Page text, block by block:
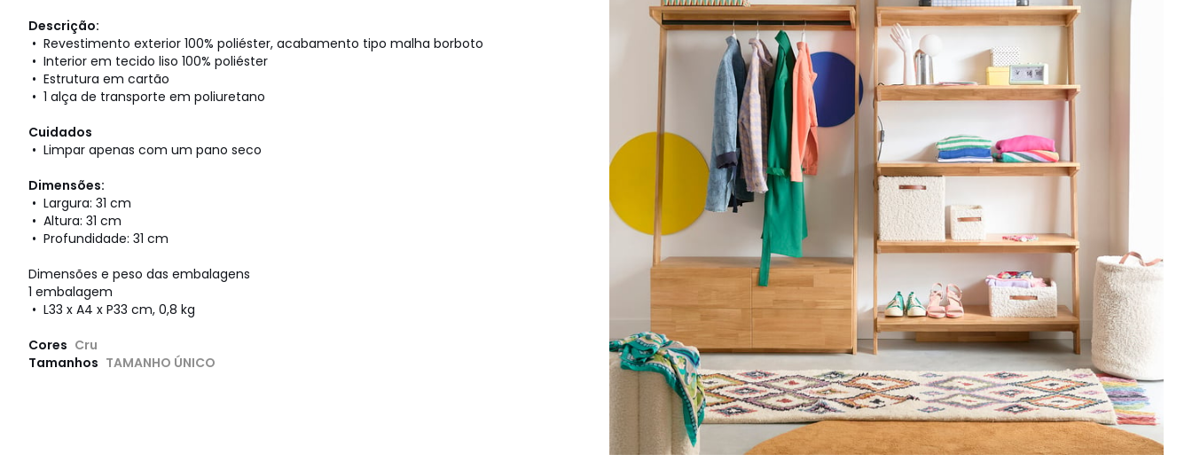
Descrição:
• Revestimento exterior 100% poliéster, acabamento tipo malha borboto
• Interior em tecido liso 100% poliéster
• Estrutura em cartão
• 1 alça de transporte em poliuretano
Cuidados
• Limpar apenas com um pano seco
Dimensões:
• Largura: 31 cm
• Altura: 31 cm
• Profundidade: 31 cm
Dimensões e peso das embalagens
1 embalagem
• L33 x A4 x P33 cm, 0,8 kg
Cores Cru
Tamanhos TAMANHO ÚNICO